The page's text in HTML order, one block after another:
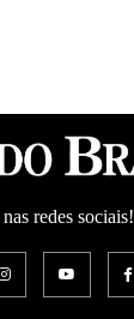
redes sociais!